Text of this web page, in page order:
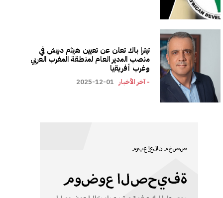
ﺗﯾﺗرا ﺑﺎك ﺗﻌﻠن ﻋن ﺗﻌﯾﯾن ھﯾﺛم دﺑﯾش ﻓﻲ
ﻣﻧﺻب اﻟﻣدﯾر اﻟﻌﺎم ﻟﻣﻧطﻘﺔ اﻟﻣﻐرب اﻟﻌرﺑﻲ
وﻏرب أﻓرﯾﻘﯾﺎ
- آخر الأخبار 2025-12-01